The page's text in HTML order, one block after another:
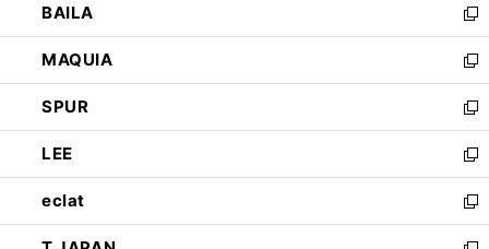
く
ィ
ン
ド
ウ
で
開
く
い
ウ
ィ
ン
ド
ウ
で
開
く
BAILA
新
し
い
ウ
ィ
ン
ド
ウ
で
開
MAQUIA
新
し
い
ウ
ィ
ン
ド
ウ
SPUR
新
し
い
ウ
ィ
ン
LEE
新
し
い
ウ
eclat
新
し